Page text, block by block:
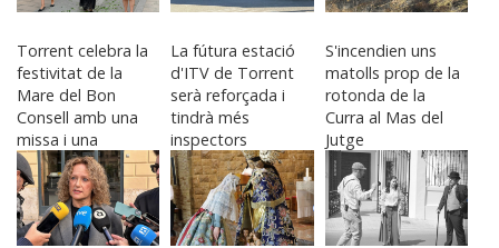
Torrent celebra la
festivitat de la
Mare del Bon
Consell amb una
missa i una
processó pels
carrers del barri
La fútura estació
d'ITV de Torrent
serà reforçada i
tindrà més
inspectors
S'incendien uns
matolls prop de la
rotonda de la
Curra al Mas del
Jutge